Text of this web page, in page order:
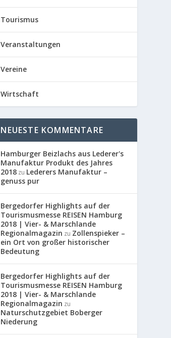
Tourismus
Veranstaltungen
Vereine
Wirtschaft
NEUESTE KOMMENTARE
Hamburger Beizlachs aus Lederer's
Manufaktur Produkt des Jahres
2018 zu Lederers Manufaktur –
genuss pur
Bergedorfer Highlights auf der
Tourismusmesse REISEN Hamburg
2018 | Vier- & Marschlande
Regionalmagazin zu Zollenspieker –
ein Ort von großer historischer
Bedeutung
Bergedorfer Highlights auf der
Tourismusmesse REISEN Hamburg
2018 | Vier- & Marschlande
Regionalmagazin zu
Naturschutzgebiet Boberger
Niederung